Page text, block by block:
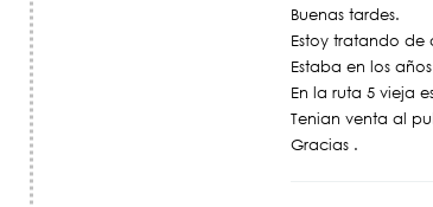
Buenas tardes.
Estoy tratando de
Estaba en los
En la ruta 5 vieja
Tenian venta al
Gracias .